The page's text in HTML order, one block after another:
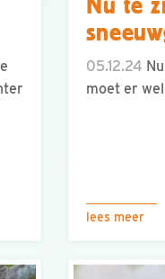
Nu te
05.12.24
moet er
lees meer